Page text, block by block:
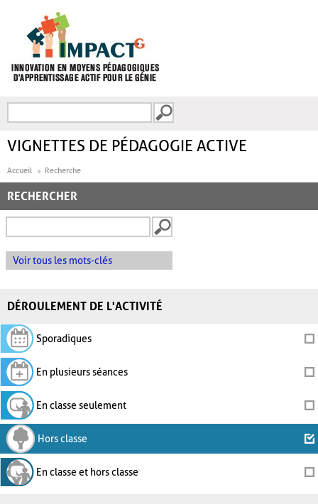
FORMULAIRE DE
VIGNETTES DE PÉDAGOGIE ACTIVE
Accueil Recherche
RECHERCHER
Voir tous les mots-clés
DÉROULEMENT DE L'ACTIVITÉ
Sporadiques
En plusieurs séances
En classe seulement
Hors classe
En classe et hors classe